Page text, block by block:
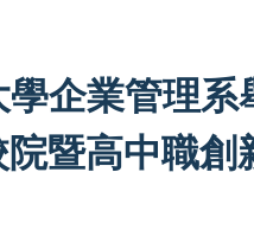
企業管理系
暨高中職